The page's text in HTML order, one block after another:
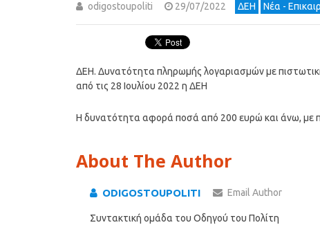
odigostoupoliti 29/07/2022 ΔΕΗ Νέα -
ΔΕΗ. Δυνατότητα πληρωμής λογαριασμών με
από τις 28 Ιουλίου 2022 η ΔΕΗ
Η δυνατότητα αφορά ποσά από 200 ευρώ και άνω, με
About The Author
ODIGOSTOUPOLITI Email Author
Συντακτική ομάδα του Οδηγού του Πολίτη